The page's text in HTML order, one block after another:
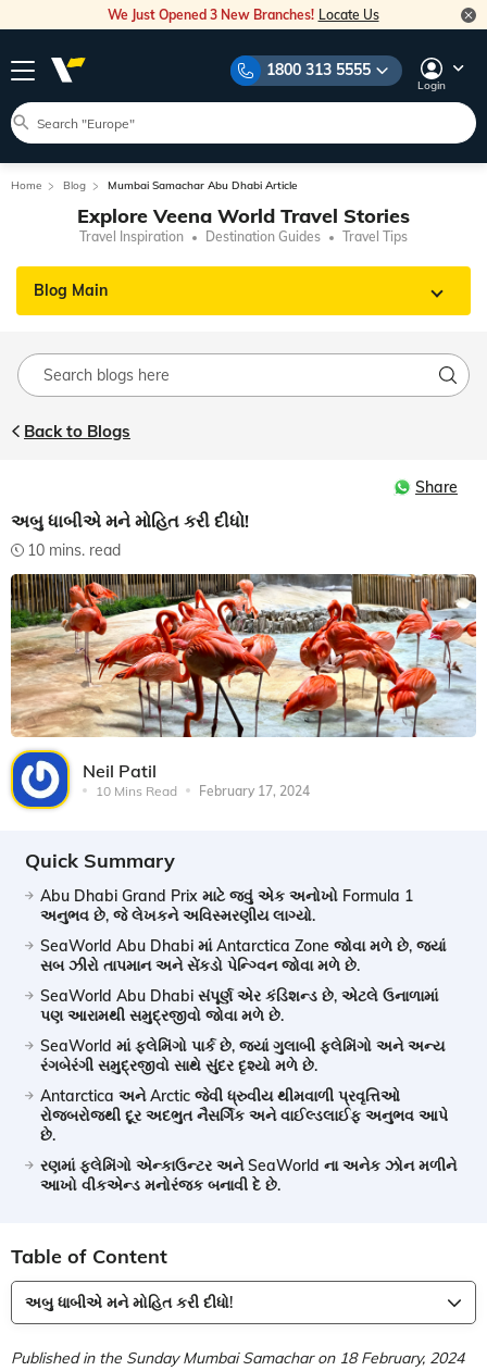
We Just Opened 3 New Branches! Locate Us
1800 313 5555
Login
Home Blog Mumbai Samachar Abu Dhabi Article
Explore Veena World Travel Stories
Travel Inspiration Destination Guides Travel Tips
Blog Main
Back to Blogs
Share
અબુ ધાબીએ મને મોહિત કરી દીધો!
10 mins. read
Neil Patil
10 Mins Read February 17, 2024
Quick Summary
Abu Dhabi Grand Prix માટે જવું એક અનોખો Formula 1
અનુભવ છે, જે લેખકને અવિસ્મરણીય લાગ્યો.
SeaWorld Abu Dhabi માં Antarctica Zone જોવા મળે છે, જ્યાં
સબ ઝીરો તાપમાન અને સેંકડો પેન્ગ્વિન જોવા મળે છે.
SeaWorld Abu Dhabi સંપૂર્ણ એર કંડિશન્ડ છે, એટલે ઉનાળામાં
પણ આરામથી સમુદ્રજીવો જોવા મળે છે.
SeaWorld માં ફ્લેમિંગો પાર્ક છે, જ્યાં ગુલાબી ફ્લેમિંગો અને અન્ય
રંગબેરંગી સમુદ્રજીવો સાથે સુંદર દૃશ્યો મળે છે.
Antarctica અને Arctic જેવી ધ્રુવીય થીમવાળી પ્રવૃત્તિઓ
રોજબરોજથી દૂર અદભુત નૈસર્ગિક અને વાઈલ્ડલાઈફ અનુભવ આપે
છે.
રણમાં ફ્લેમિંગો એન્કાઉન્ટર અને SeaWorld ના અનેક ઝોન મળીને
આખો વીકએન્ડ મનોરંજક બનાવી દે છે.
Table of Content
અબુ ધાબીએ મને મોહિત કરી દીધો!
Published in the Sunday Mumbai Samachar on 18 February, 2024